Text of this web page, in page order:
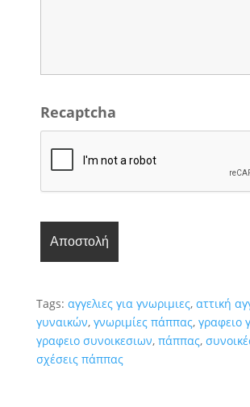
Recaptcha
Tags: αγγελιες για γνωριμιες, αττική
γυναικών, γνωριμίες πάππας, γραφειο
γραφειο συνοικεσιων, πάππας,
σχέσεις πάππας